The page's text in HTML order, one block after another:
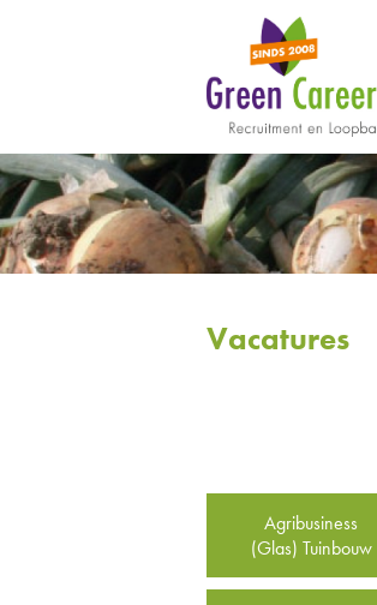
Vacatures
Agribusiness
(Glas) Tuinbouw